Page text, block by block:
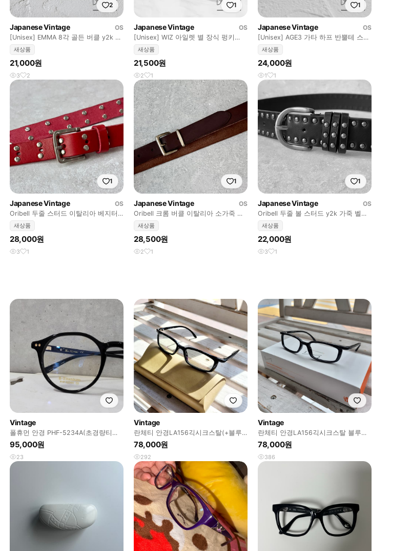
2
Japanese Vintage
OS
[Unisex] EMMA 8각 골든 버클 y2k 크
로커다일 악어가죽 벨트
새상품
21,000원
3 2
1
Japanese Vintage
OS
[Unisex] WIZ 아일렛 별 장식 펑키
y2k 가죽 벨트 블랙
새상품
21,500원
2 1
1
Japanese Vintage
OS
[Unisex] AGE3 가타 하프 반뿔테 스틸
안경
새상품
24,000원
1 1
1
Japanese Vintage
OS
Oribell 두줄 스터드 이탈리아 베지터
블 소가죽 베이직 벨트 레드
새상품
28,000원
3 1
1
Japanese Vintage
OS
Oribell 크롬 버클 이탈리아 소가죽 베
이직 벨트
새상품
28,500원
2 1
1
Japanese Vintage
OS
Oribell 두줄 볼 스터드 y2k 가죽 벨트
블랙
새상품
22,000원
3 1
Vintage
폴휴먼 안경 PHF-5234A(초경량티탄
뿔)
95,000원
23
Vintage
란체티 안경LA156긱시크스탈(+블루
라이트 차단 브라운15 포함)
78,000원
292
Vintage
란체티 안경LA156긱시크스탈 블루라
이트차단(+체인지 변색렌즈포함)
78,000원
386